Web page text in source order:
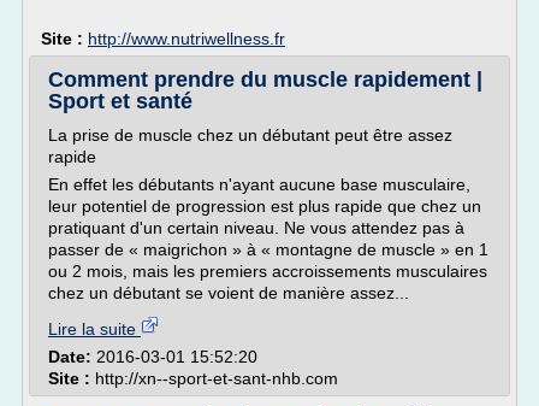
Site : http://www.nutriwellness.fr
Comment prendre du muscle rapidement |
Sport et santé
La prise de muscle chez un débutant peut être assez
rapide
En effet les débutants n'ayant aucune base musculaire,
leur potentiel de progression est plus rapide que chez un
pratiquant d'un certain niveau. Ne vous attendez pas à
passer de « maigrichon » à « montagne de muscle » en 1
ou 2 mois, mais les premiers accroissements musculaires
chez un débutant se voient de manière assez...
Lire la suite
Date: 2016-03-01 15:52:20
Site : http://xn--sport-et-sant-nhb.com